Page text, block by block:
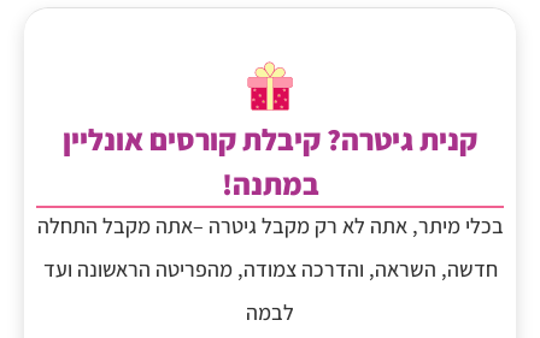
קנית גיטרה? קיבלת קורסים אונליין
במתנה!
בכלי מיתר, אתה לא רק מקבל גיטרה –אתה מקבל התחלה
חדשה, השראה, והדרכה צמודה, מהפריטה הראשונה ועד
לבמה